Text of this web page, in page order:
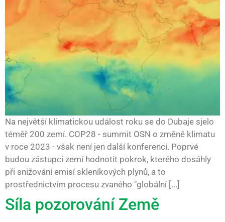
Na největší klimatickou událost roku se do Dubaje sjelo
téměř 200 zemí. COP28 - summit OSN o změně klimatu
v roce 2023 - však není jen další konferencí. Poprvé
budou zástupci zemí hodnotit pokrok, kterého dosáhly
při snižování emisí skleníkových plynů, a to
prostřednictvím procesu zvaného "globální [...]
Síla pozorování Země